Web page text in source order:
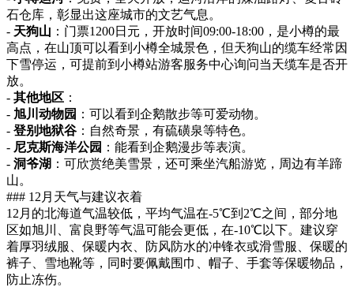
石仓库，彰显出这座城市的文艺气息。
- 天狗山 ：门票1200日元，开放时间09:00-18:00，是小樽的最
高点，在山顶可以看到小樽全城景色，但天狗山的缆车经常因
下雪停运，可提前到小樽站游客服务中心询问当天缆车是否开
放。
- 其他地区 ：
- 旭川动物园 ：可以看到企鹅散步等可爱动物。
- 登别地狱谷 ：自然奇景，有硫磺泉等特色。
- 尼克斯海洋公园 ：能看到企鹅漫步等表演。
- 洞爷湖 ：可欣赏绝美雪景，还可乘坐汽船游览，周边有羊蹄
山。
### 12月天气与建议衣着
12月的北海道气温较低，平均气温在-5℃到2℃之间，部分地
区如旭川、富良野等气温可能会更低，在-10℃以下。建议穿
着厚羽绒服、保暖内衣、防风防水的冲锋衣或滑雪服、保暖的
裤子、雪地靴等，同时要佩戴围巾、帽子、手套等保暖物品，
防止冻伤。